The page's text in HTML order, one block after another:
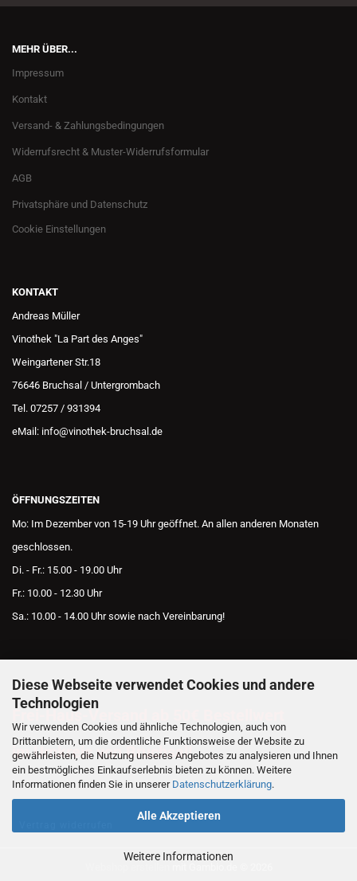
Diese Webseite verwendet Cookies und andere
Technologien
Wir verwenden Cookies und ähnliche Technologien, auch von
Drittanbietern, um die ordentliche Funktionsweise der Website zu
gewährleisten, die Nutzung unseres Angebotes zu analysieren und Ihnen
ein bestmögliches Einkaufserlebnis bieten zu können. Weitere
Informationen finden Sie in unserer Datenschutzerklärung.
Alle Akzeptieren
Weitere Informationen
MEHR ÜBER...
Impressum
Kontakt
Versand- & Zahlungsbedingungen
Widerrufsrecht & Muster-Widerrufsformular
AGB
Privatsphäre und Datenschutz
Cookie Einstellungen
KONTAKT
Andreas Müller
Vinothek "La Part des Anges"
Weingartener Str.18
76646 Bruchsal / Untergrombach
Tel. 07257 / 931394
eMail: info@vinothek-bruchsal.de
ÖFFNUNGSZEITEN
Mo: Im Dezember von 15-19 Uhr geöffnet. An allen anderen Monaten
geschlossen.
Di. - Fr.: 15.00 - 19.00 Uhr
Fr.: 10.00 - 12.30 Uhr
Sa.: 10.00 - 14.00 Uhr sowie nach Vereinbarung!
AKTUELLES
Frei-Haus-Versand ab 50€ Bestellwert
im Umkreis von Bruchsal!